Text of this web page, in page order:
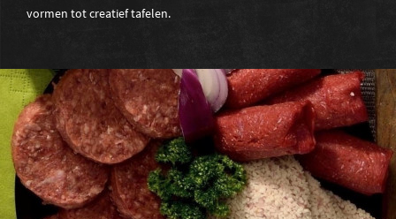
vormen tot creatief tafelen.